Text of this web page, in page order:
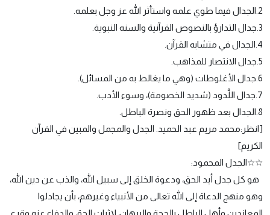
2.الجدال فيما طوي علمه واستأثر الله عز وجل بعلمه.
3.جدال التدارؤ بالنصوص القرآنية والسنه النبوية.
4.الجدال في متشابه القرآن.
5.جدال الانتصار للمذاهب.
6.جدال الأغلوطات (وهي ما يغالط به من المسائل).
7.جدال اللَّدود (شديد الخصومة)، وسوء الأدب.
8.الجدال بعد ظهور الحق ونصرة الباطل.
[انظر:محمد مريم عبد الحميد. الجدل والمجمل والمبين في القرآن
الكريم]
☆☆الجدل المحمود:
هو كل جدل أيد الحق، ودعوة الخلق إلى سبيل الله، والذب عن دين الله،
وهو منهج الدعاة إلى الله تعالى من الأنبياء وغيرهم، بأن يجادلوا
المعاندين وأهل الباطل بالحجة والبرهان، لإثبات الحق والدفاع عنه وقرع